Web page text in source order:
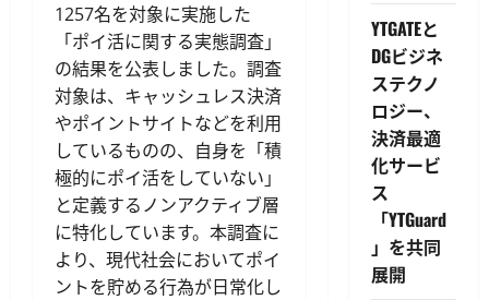
1257名を対象に実施した
「ポイ活に関する実態調査」
の結果を公表しました。調査
対象は、キャッシュレス決済
やポイントサイトなどを利用
しているものの、自身を「積
極的にポイ活をしていない」
と定義するノンアクティブ層
に特化しています。本調査に
より、現代社会においてポイ
ントを貯める行為が日常化し
YTGATEと
DGビジネ
ステクノ
ロジー、
決済最適
化サービ
ス
「YTGuard
」を共同
展開